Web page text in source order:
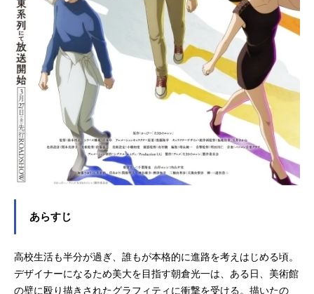
あらすじ
高校生活も半分が過ぎ、誰もが本格的に進路を考えはじめる頃。
デザイナーになるため美大を目指す朝倉光一は、ある日、美術館
の壁に殴り描きされたグラフィティに衝撃を受ける。描いたの